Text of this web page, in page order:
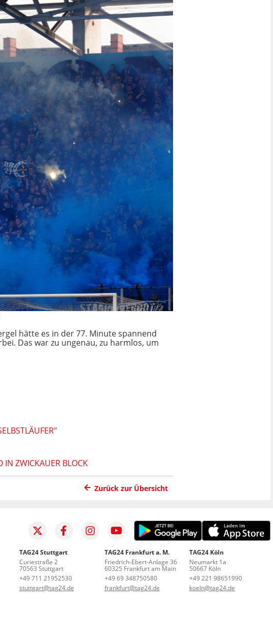
hätte es in der 77. Minute spannend
Das war zu ungenau, zu harmlos, um
ZWICKAUER BLOCK
Zurück zur Übersicht
TAG24 Stuttgart
Curiestraße 2
70563 Stuttgart
+49 711 21952530
stuttgart@tag24.de
TAG24 Frankfurt a. M.
Friedrich-Ebert-Anlage 36
60325 Frankfurt am Main
+49 69 348750580
frankfurt@tag24.de
TAG24 Köln
Neumarkt 1a
50667 Köln
+49 221 98651990
koeln@tag24.de